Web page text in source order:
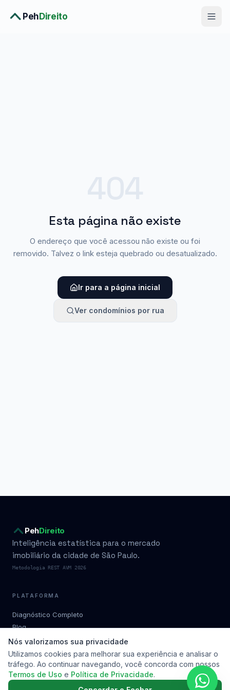
PehDireito
Esta página não existe
O endereço que você acessou não existe ou foi
removido. Talvez o link esteja quebrado ou desatualizado.
Ir para a página inicial
Ver condomínios por rua
PehDireito
Inteligência estatística para o mercado
imobiliário da cidade de São Paulo.
Metodologia REST AVM 2026
PLATAFORMA
Diagnóstico Completo
Blog
Condomínios por bairro
Planos
Metodologia
Soluções
Nós valorizamos sua privacidade
Utilizamos cookies para melhorar sua experiência e analisar o
tráfego. Ao continuar navegando, você concorda com nossos
Termos de Uso e Política de Privacidade.